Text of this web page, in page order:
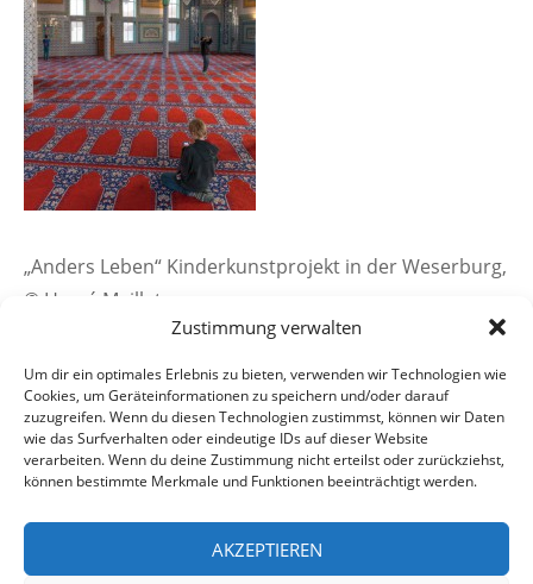
Zustimmung verwalten
Um dir ein optimales Erlebnis zu bieten, verwenden wir Technologien wie
Cookies, um Geräteinformationen zu speichern und/oder darauf
zuzugreifen. Wenn du diesen Technologien zustimmst, können wir Daten
wie das Surfverhalten oder eindeutige IDs auf dieser Website
verarbeiten. Wenn du deine Zustimmung nicht erteilst oder zurückziehst,
können bestimmte Merkmale und Funktionen beeinträchtigt werden.
AKZEPTIEREN
„Anders Leben“ Kinderkunstprojekt in der Weserburg,
© Hervé Maillet
Datenschutzerklärung Impressum
Cookie-Richtlinie (EU)